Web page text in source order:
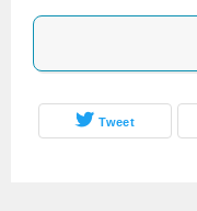
Tweet